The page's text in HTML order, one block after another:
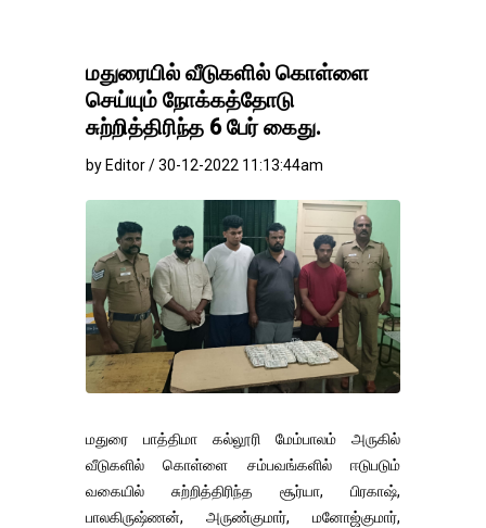
மதுரையில் வீடுகளில் கொள்ளை
செய்யும் நோக்கத்தோடு
சுற்றித்திரிந்த 6 பேர் கைது.
by Editor / 30-12-2022 11:13:44am
மதுரை பாத்திமா கல்லூரி மேம்பாலம் அருகில்
வீடுகளில் கொள்ளை சம்பவங்களில் ஈடுபடும்
வகையில் சுற்றித்திரிந்த சூர்யா, பிரகாஷ்,
பாலகிருஷ்ணன், அருண்குமார், மனோஜ்குமார்,